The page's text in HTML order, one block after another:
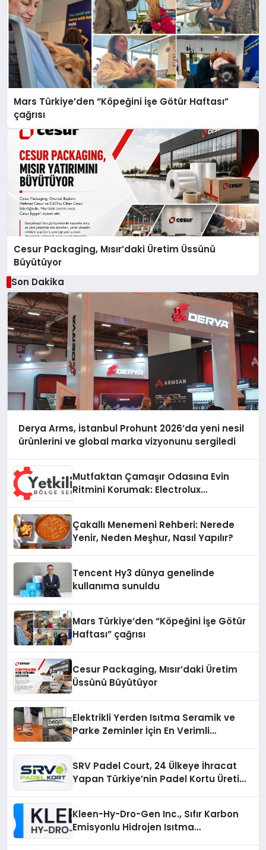
Mars Türkiye’den “Köpeğini İşe Götür Haftası”
çağrısı
Cesur Packaging, Mısır’daki Üretim Üssünü
Büyütüyor
Son Dakika
Derya Arms, İstanbul Prohunt 2026’da yeni nesil
ürünlerini ve global marka vizyonunu sergiledi
Mutfaktan Çamaşır Odasına Evin
Ritmini Korumak: Electrolux
Çakallı Menemeni Rehberi: Nerede
Yenir, Neden Meşhur, Nasıl Yapılır?
Tencent Hy3 dünya genelinde
kullanıma sunuldu
Mars Türkiye’den “Köpeğini İşe Götür
Haftası” çağrısı
Cesur Packaging, Mısır’daki Üretim
Üssünü Büyütüyor
Elektrikli Yerden Isıtma Seramik ve
Parke Zeminler İçin En Verimli
SRV Padel Court, 24 Ülkeye İhracat
Yapan Türkiye’nin Padel Kortu Üretim
Kleen-Hy-Dro-Gen Inc., Sıfır Karbon
Emisyonlu Hidrojen Isıtma